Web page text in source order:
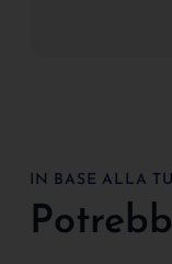
IN BASE ALLA